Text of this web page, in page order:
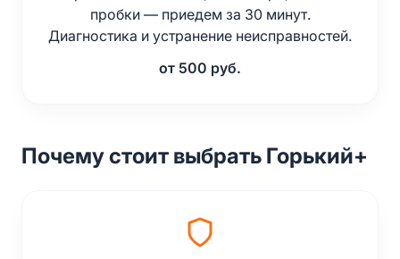
пробки — приедем за 30 минут.
Диагностика и устранение неисправностей.
от 500 руб.
Почему стоит выбрать Горький+